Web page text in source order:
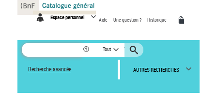
Espace personnel Aide Une question ? Historique
Tout
Recherche avancée AUTRES RECHERCHES
Panneau de gestion des cookies